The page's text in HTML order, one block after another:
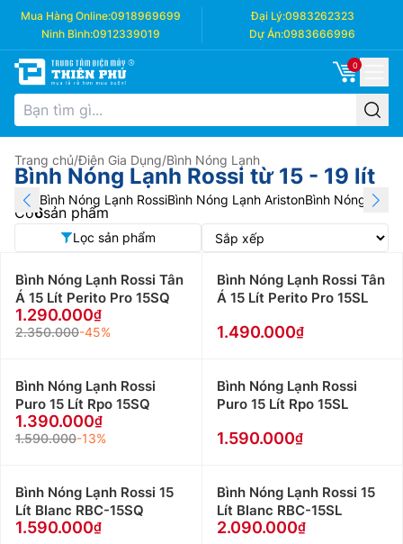
Mua Hàng Online:0918969699 Đại Lý:0983262323
Ninh Bình:0912339019 Dự Án:0983666996
0
Trang chủ/Điện Gia Dụng/Bình Nóng Lạnh
Bình Nóng Lạnh Rossi từ 15 - 19 lít
Bình Nóng Lạnh RossiBình Nóng Lạnh AristonBình Nóng Lạnh
Có6sản phẩm
Lọc sản phẩm
Bình Nóng Lạnh Rossi Tân
Á 15 Lít Perito Pro 15SQ
1.290.000
2.350.000-45%
Bình Nóng Lạnh Rossi Tân
Á 15 Lít Perito Pro 15SL
1.490.000
Bình Nóng Lạnh Rossi
Puro 15 Lít Rpo 15SQ
1.390.000
1.590.000-13%
Bình Nóng Lạnh Rossi
Puro 15 Lít Rpo 15SL
1.590.000
Bình Nóng Lạnh Rossi 15
Lít Blanc RBC-15SQ
1.590.000
Bình Nóng Lạnh Rossi 15
Lít Blanc RBC-15SL
2.090.000